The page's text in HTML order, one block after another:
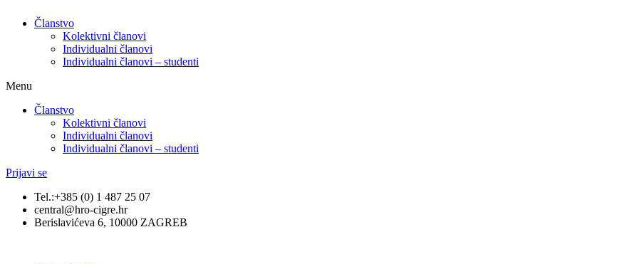
Članstvo
Kolektivni članovi
Individualni članovi
Individualni članovi – studenti
Menu
Članstvo
Kolektivni članovi
Individualni članovi
Individualni članovi – studenti
Prijavi se
Tel.:+385 (0) 1 487 25 07
central@hro-cigre.hr
Berislavićeva 6, 10000 ZAGREB